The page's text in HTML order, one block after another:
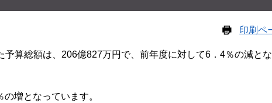
印刷ペ
算総額は、206億827万円で、前年度に対して6．4％の減とな
増となっています。